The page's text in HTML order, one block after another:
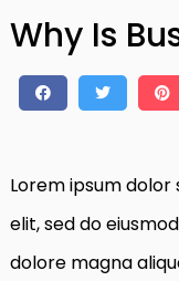
Why Is
Lorem ipsum
elit, sed do
dolore magna